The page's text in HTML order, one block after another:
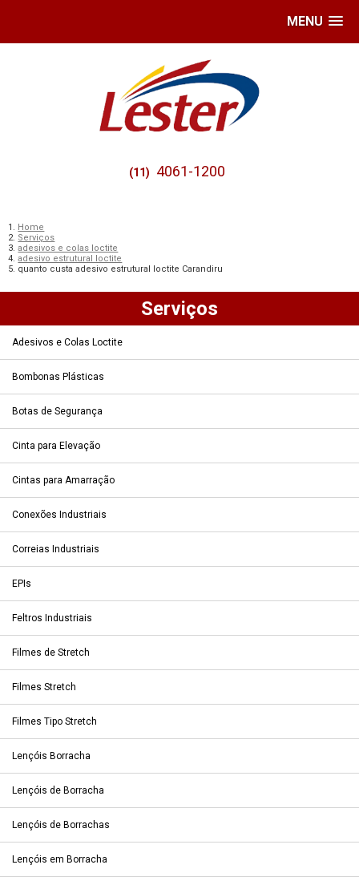
MENU
(11) 4061-1200
Home
Serviços
adesivos e colas loctite
adesivo estrutural loctite
quanto custa adesivo estrutural loctite Carandiru
Serviços
Adesivos e Colas Loctite
Bombonas Plásticas
Botas de Segurança
Cinta para Elevação
Cintas para Amarração
Conexões Industriais
Correias Industriais
EPIs
Feltros Industriais
Filmes de Stretch
Filmes Stretch
Filmes Tipo Stretch
Lençóis Borracha
Lençóis de Borracha
Lençóis de Borrachas
Lençóis em Borracha